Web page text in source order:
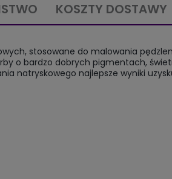
KOSZTY DOSTAWY
stosowane do malowania
o bardzo dobrych pigmentach,
natryskowego najlepsze wyniki